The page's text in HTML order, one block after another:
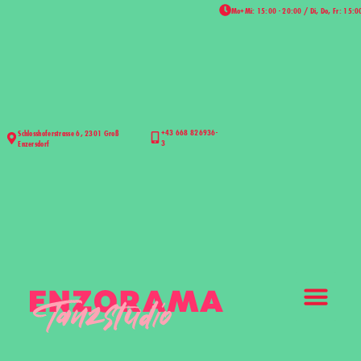
Schlosshoferstrasse 6, 2301 Groß
Enzersdorf
+43 668 826936-
3
Mo+Mi: 15:00 - 20:00 / Di, Do, Fr: